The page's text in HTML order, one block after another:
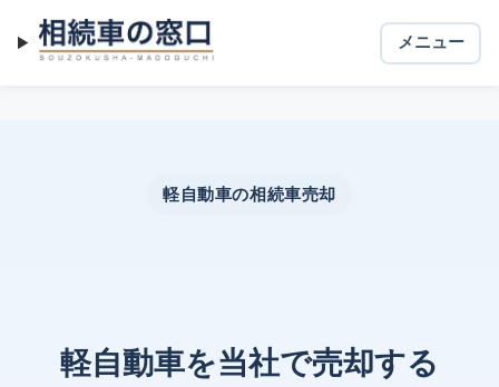
メニュー
相続車の窓口 メニュー
軽自動車の相続車売却
軽自動車を当社で売却する